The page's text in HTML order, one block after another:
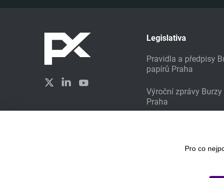
Legislativa
Pravidla a předpisy
papírů Praha
Výroční zprávy
Praha
Pro co